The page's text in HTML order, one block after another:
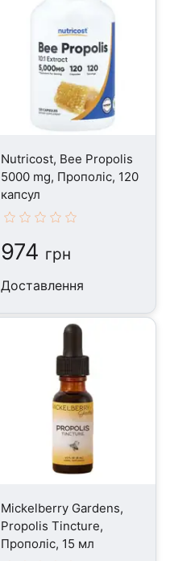
Nutricost, Bee Propolis
5000 mg, Прополіс, 120
капсул
974 грн
Доставлення
Mickelberry Gardens,
Propolis Tincture,
Прополіс, 15 мл